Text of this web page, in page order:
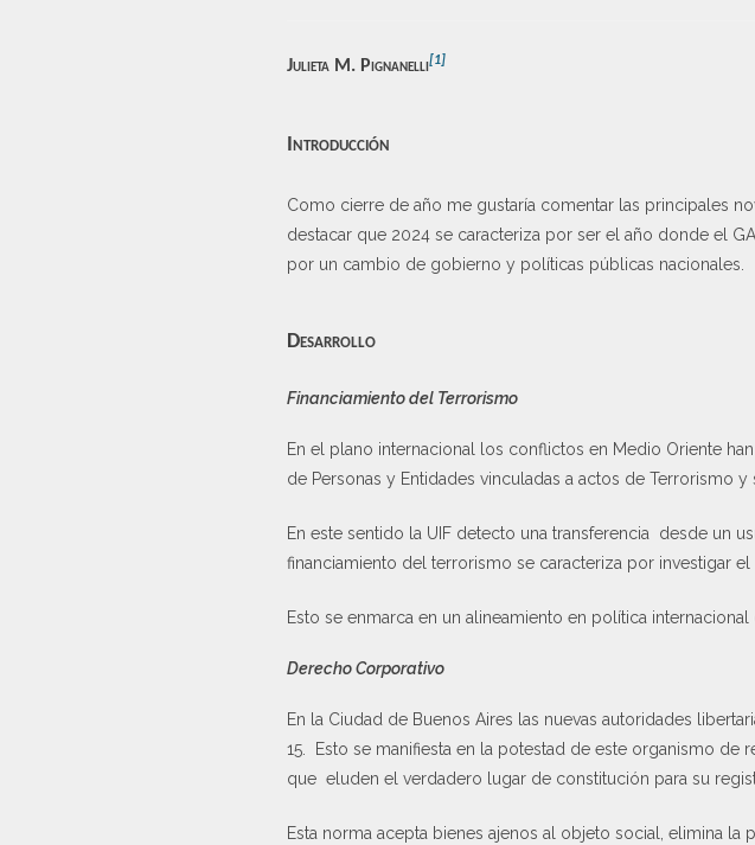
Julieta M. Pignanelli[1]
Introducción
Como cierre de año me gustaría comentar las principales
destacar que 2024 se caracteriza por ser el año donde el
por un cambio de gobierno y políticas públicas nacionales.
Desarrollo
Financiamiento del Terrorismo
En el plano internacional los conflictos en Medio Oriente
de Personas y Entidades vinculadas a actos de Terrorismo
En este sentido la UIF detecto una transferencia desde un
financiamiento del terrorismo se caracteriza por investigar
Esto se enmarca en un alineamiento en política
Derecho Corporativo
En la Ciudad de Buenos Aires las nuevas autoridades
15. Esto se manifiesta en la potestad de este organismo de
que eluden el verdadero lugar de constitución para su
Esta norma acepta bienes ajenos al objeto social, elimina